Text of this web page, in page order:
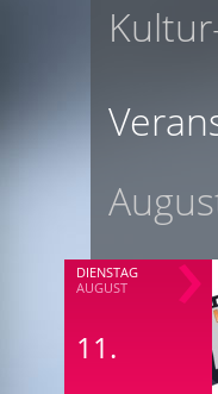
DIENSTAG
AUGUST
11.